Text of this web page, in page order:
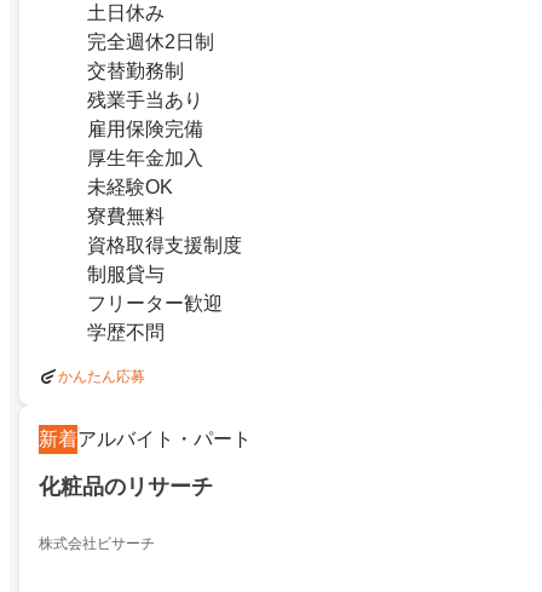
土日休み
完全週休2日制
交替勤務制
残業手当あり
雇用保険完備
厚生年金加入
未経験OK
寮費無料
資格取得支援制度
制服貸与
フリーター歓迎
学歴不問
かんたん応募
新着アルバイト・パート
化粧品のリサーチ
株式会社ビサーチ